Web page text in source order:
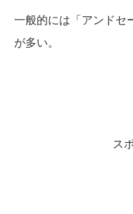
一般的には「アンドセ
が多い。
ス